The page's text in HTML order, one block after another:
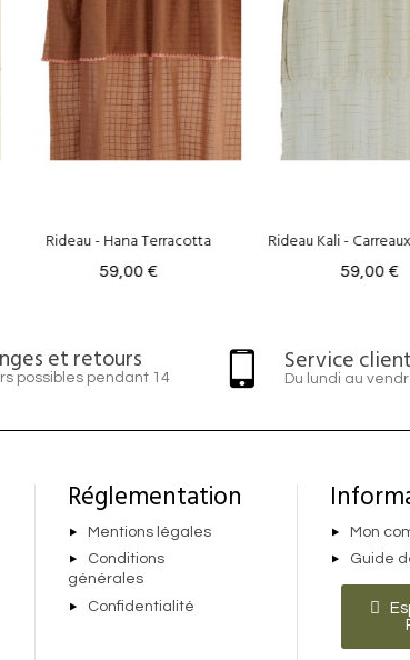
59,00 €
Rideau Agra -
et retours
possibles pendant 14
Service client
Du lundi au
Réglementation
Mentions légales
Conditions
générales
Confidentialité
Mon
Guide